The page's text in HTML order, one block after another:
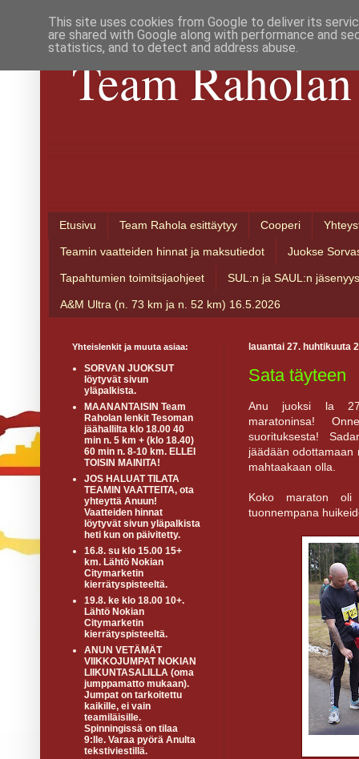
Team
Etusivu Team Rahola esittäytyy Cooperi
Teamin vaatteiden hinnat ja maksutiedot Juokse
Tapahtumien toimitsijaohjeet SUL:n ja SAUL:n jäsenyys
A&M Ultra (n. 73 km ja n. 52 km) 16.5.2026
lauantai 27. huhtikuuta
Sata täyteen
Anu juoksi la
maratoninsa!
suorituksesta!
jäädään odottamaan
mahtaakaan olla.
Koko maraton oli
tuonnempana
Yhteislenkit ja muuta asiaa:
SORVAN JUOKSUT
löytyvät sivun
yläpalkista.
MAANANTAISIN Team
Raholan lenkit Tesoman
jäähallilta klo 18.00 40
min n. 5 km + (klo 18.40)
60 min n. 8-10 km. ELLEI
TOISIN MAINITA!
JOS HALUAT TILATA
TEAMIN VAATTEITA, ota
yhteyttä Anuun!
Vaatteiden hinnat
löytyvät sivun yläpalkista
heti kun on päivitetty.
16.8. su klo 15.00 15+
km. Lähtö Nokian
Citymarketin
kierrätyspisteeltä.
19.8. ke klo 18.00 10+.
Lähtö Nokian
Citymarketin
kierrätyspisteeltä.
ANUN VETÄMÄT
VIIKKOJUMPAT NOKIAN
LIIKUNTASALILLA (oma
jumppamatto mukaan).
Jumpat on tarkoitettu
kaikille, ei vain
teamiläisille.
Spinningissä on tilaa
9:lle. Varaa pyörä Anulta
tekstiviestillä.
This site uses cookies from Google to deliver its
are shared with Google along with performance and
statistics, and to detect and address abuse.